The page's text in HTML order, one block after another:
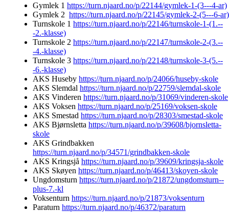
Gymlek 1 https://turn.njaard.no/p/22144/gymlek-1-(3---4-ar)
Gymlek 2 https://turn.njaard.no/p/22145/gymlek-2-(5---6-ar)
Turnskole 1 https://turn.njaard.no/p/22146/turnskole-1-(1.--
-2.-klasse)
Turnskole 2 https://turn.njaard.no/p/22147/turnskole-2-(3.--
-4.-klasse)
Turnskole 3 https://turn.njaard.no/p/22148/turnskole-3-(5.--
-6.-klasse)
AKS Huseby https://turn.njaard.no/p/24066/huseby-skole
AKS Slemdal https://turn.njaard.no/p/22759/slemdal-skole
AKS Vinderen https://turn.njaard.no/p/31069/vinderen-skole
AKS Voksen https://turn.njaard.no/p/25169/voksen-skole
AKS Smestad https://turn.njaard.no/p/28303/smestad-skole
AKS Bjørnsletta https://turn.njaard.no/p/39608/bjornsletta-
skole
AKS Grindbakken
https://turn.njaard.no/p/34571/grindbakken-skole
AKS Kringsjå https://turn.njaard.no/p/39609/kringsja-skole
AKS Skøyen https://turn.njaard.no/p/46413/skoyen-skole
Ungdomsturn https://turn.njaard.no/p/21872/ungdomsturn--
plus-7.-kl
Voksenturn https://turn.njaard.no/p/21873/voksenturn
Paraturn https://turn.njaard.no/p/46372/paraturn